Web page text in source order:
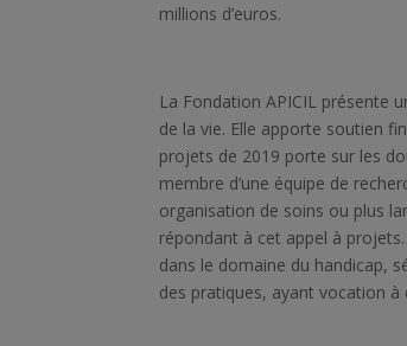
millions d’euros.
La Fondation APICIL présente
de la vie. Elle apporte soutien
projets de 2019 porte sur les
membre d’une équipe de
organisation de soins ou plus
répondant à cet appel à
dans le domaine du handicap,
des pratiques, ayant vocation à